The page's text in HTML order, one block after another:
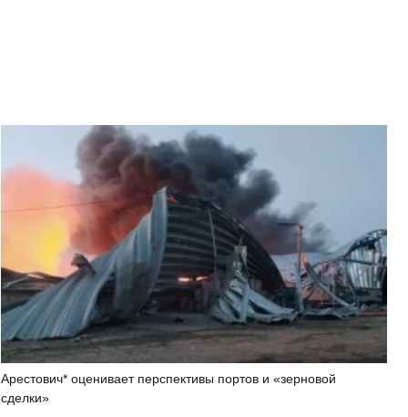
Арестович* оценивает перспективы портов и «зерновой
сделки»